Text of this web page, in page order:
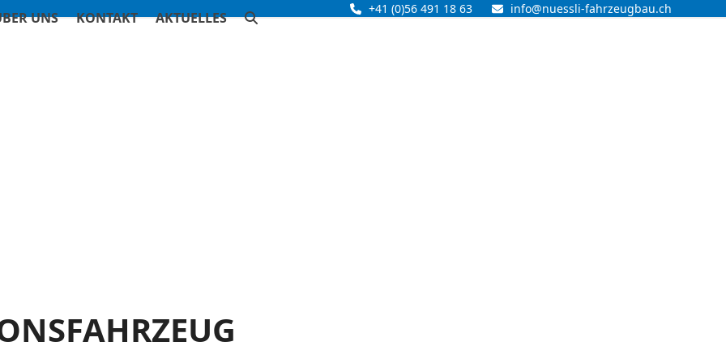
+41 (0)56 491 18 63 info@nuessli-fahrzeugbau.ch
UNS KONTAKT AKTUELLES